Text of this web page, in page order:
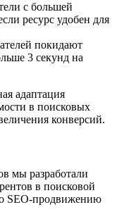
с большей
ресурс удобен для
покидают
3 секунд на
адаптация
в поисковых
конверсий.
мы разработали
в поисковой
SEO-продвижению